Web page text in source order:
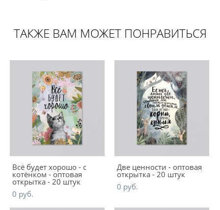
ТАКЖЕ ВАМ МОЖЕТ ПОНРАВИТЬСЯ
Всё будет хорошо - с
котёнком - оптовая
открытка - 20 штук
0 pуб.
Две ценности - оптовая
открытка - 20 штук
0 pуб.